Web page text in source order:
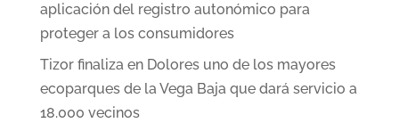
aplicación del registro autonómico para
proteger a los consumidores
Tizor finaliza en Dolores uno de los mayores
ecoparques de la Vega Baja que dará servicio a
18.000 vecinos